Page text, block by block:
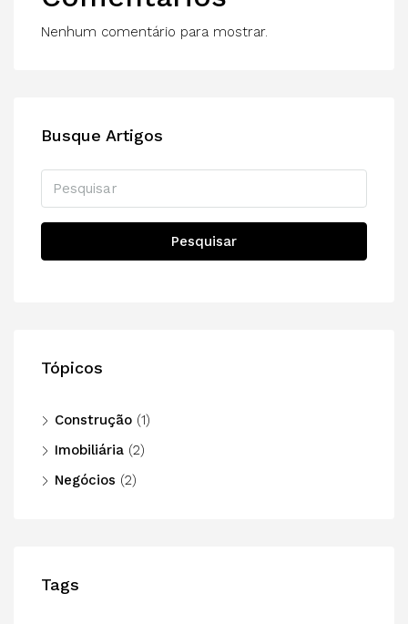
Nenhum comentário para mostrar.
Busque Artigos
Pesquisar
Tópicos
Construção (1)
Imobiliária (2)
Negócios (2)
Tags